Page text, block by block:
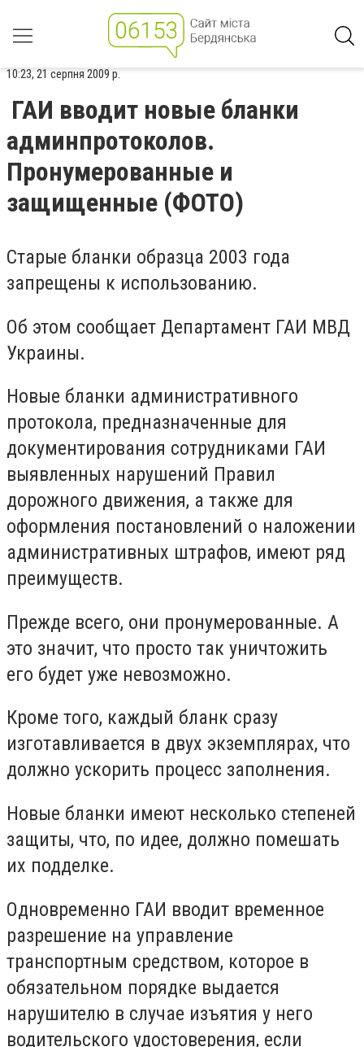
10:23, 21 серпня 2009 р.
ГАИ вводит новые бланки
админпротоколов.
Пронумерованные и
защищенные (ФОТО)
Старые бланки образца 2003 года
запрещены к использованию.
Об этом сообщает Департамент ГАИ МВД
Украины.
Новые бланки административного
протокола, предназначенные для
документирования сотрудниками ГАИ
выявленных нарушений Правил
дорожного движения, а также для
оформления постановлений о наложении
административных штрафов, имеют ряд
преимуществ.
Прежде всего, они пронумерованные. А
это значит, что просто так уничтожить
его будет уже невозможно.
Кроме того, каждый бланк сразу
изготавливается в двух экземплярах, что
должно ускорить процесс заполнения.
Новые бланки имеют несколько степеней
защиты, что, по идее, должно помешать
их подделке.
Одновременно ГАИ вводит временное
разрешение на управление
транспортным средством, которое в
обязательном порядке выдается
нарушителю в случае изъятия у него
водительского удостоверения, если